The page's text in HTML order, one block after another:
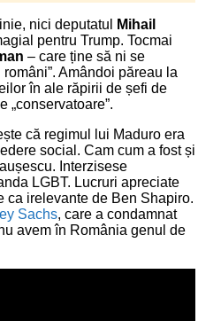
nici deputatul
Mihail
pentru Trump. Tocmai
– care ține să ni se
Amândoi păreau la
în ale răpirii de șefi de
„conservatoare”.
că regimul lui Maduro era
social. Cam cum a fost și
Interzisese
LGBT. Lucruri apreciate
ca irelevante de Ben Shapiro.
Sachs, care a condamnat
avem în România genul de